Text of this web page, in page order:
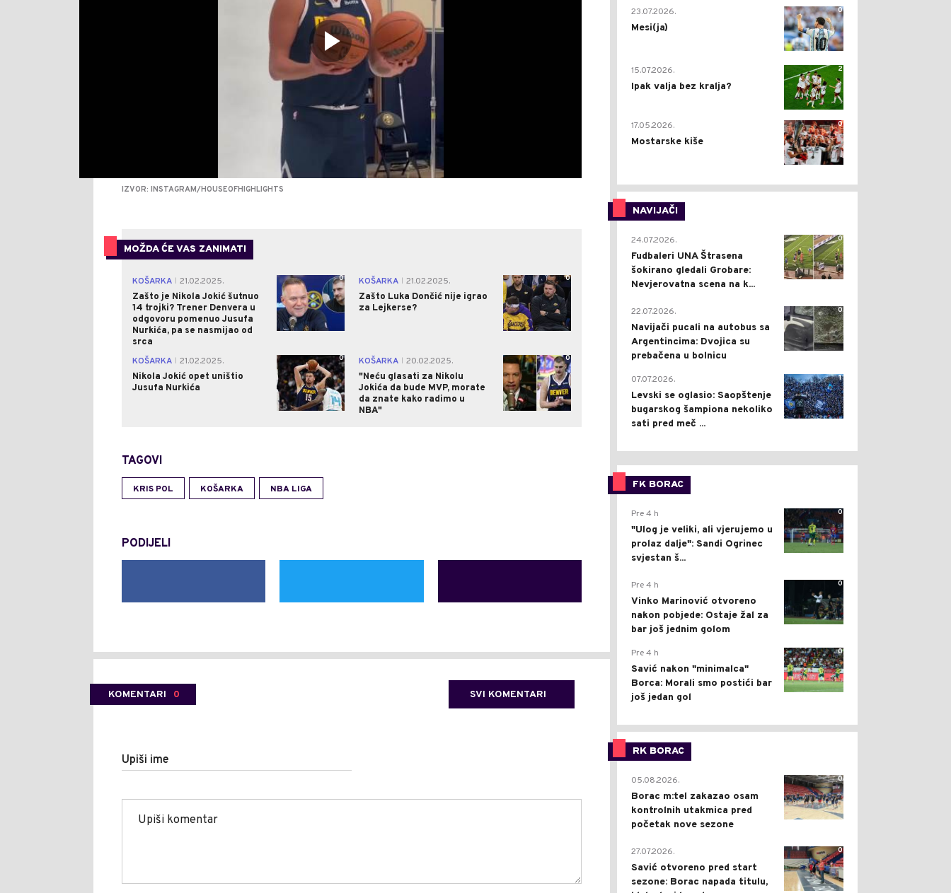
IZVOR: INSTAGRAM/HOUSEOFHIGHLIGHTS
MOŽDA ĆE VAS ZANIMATI
KOŠARKA
21.02.2025.
Zašto je Nikola Jokić šutnuo
14 trojki? Trener Denvera u
odgovoru pomenuo Jusufa
Nurkića, pa se nasmijao od
srca
0 KOŠARKA
21.02.2025.
Zašto Luka Dončić nije igrao
za Lejkerse?
0
KOŠARKA
21.02.2025.
Nikola Jokić opet uništio
Jusufa Nurkića
0 KOŠARKA
20.02.2025.
"Neću glasati za Nikolu
Jokića da bude MVP, morate
da znate kako radimo u
NBA"
0
TAGOVI
KRIS POL KOŠARKA NBA LIGA
PODIJELI
KOMENTARI 0 SVI KOMENTARI
Upiši ime
0
23.07.2026.
Mesi(ja)
2
15.07.2026.
Ipak valja bez kralja?
0
17.05.2026.
Mostarske kiše
NAVIJAČI
0
24.07.2026.
Fudbaleri UNA Štrasena
šokirano gledali Grobare:
Nevjerovatna scena na k...
0
22.07.2026.
Navijači pucali na autobus sa
Argentincima: Dvojica su
prebačena u bolnicu
1
07.07.2026.
Levski se oglasio: Saopštenje
bugarskog šampiona nekoliko
sati pred meč ...
FK BORAC
0
Pre 4 h
"Ulog je veliki, ali vjerujemo u
prolaz dalje": Sandi Ogrinec
svjestan š...
0
Pre 4 h
Vinko Marinović otvoreno
nakon pobjede: Ostaje žal za
bar još jednim golom
0
Pre 4 h
Savić nakon "minimalca"
Borca: Morali smo postići bar
još jedan gol
RK BORAC
0
05.08.2026.
Borac m:tel zakazao osam
kontrolnih utakmica pred
početak nove sezone
0
27.07.2026.
Savić otvoreno pred start
sezone: Borac napada titulu,